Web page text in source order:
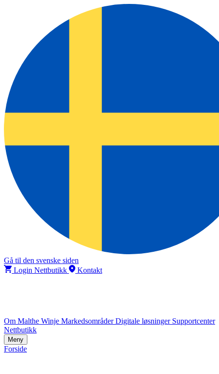
Gå til den svenske siden
Login Nettbutikk
Kontakt
Om Malthe Winje MarkedsområderDigitale løsninger Supportcenter
Nettbutikk
Meny
Forside